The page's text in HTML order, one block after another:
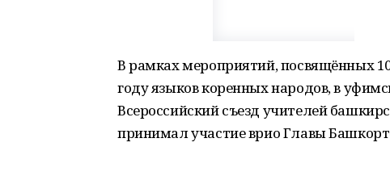
В рамках мероприятий, посвящённых
году языков коренных народов, в
Всероссийский съезд учителей
принимал участие врио Главы